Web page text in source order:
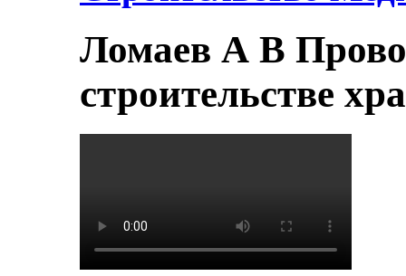
Ломаев А В
строительстве